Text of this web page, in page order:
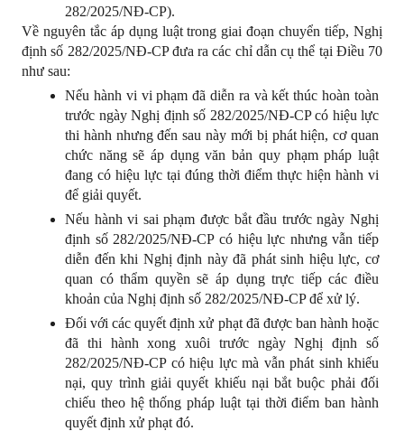
282/2025/NĐ-CP).
Về nguyên tắc áp dụng luật trong giai đoạn chuyển tiếp, Nghị
định số 282/2025/NĐ-CP đưa ra các chỉ dẫn cụ thể tại Điều 70
như sau:
Nếu hành vi vi phạm đã diễn ra và kết thúc hoàn toàn
trước ngày Nghị định số 282/2025/NĐ-CP có hiệu lực
thi hành nhưng đến sau này mới bị phát hiện, cơ quan
chức năng sẽ áp dụng văn bản quy phạm pháp luật
đang có hiệu lực tại đúng thời điểm thực hiện hành vi
để giải quyết.
Nếu hành vi sai phạm được bắt đầu trước ngày Nghị
định số 282/2025/NĐ-CP có hiệu lực nhưng vẫn tiếp
diễn đến khi Nghị định này đã phát sinh hiệu lực, cơ
quan có thẩm quyền sẽ áp dụng trực tiếp các điều
khoản của Nghị định số 282/2025/NĐ-CP để xử lý.
Đối với các quyết định xử phạt đã được ban hành hoặc
đã thi hành xong xuôi trước ngày Nghị định số
282/2025/NĐ-CP có hiệu lực mà vẫn phát sinh khiếu
nại, quy trình giải quyết khiếu nại bắt buộc phải đối
chiếu theo hệ thống pháp luật tại thời điểm ban hành
quyết định xử phạt đó.